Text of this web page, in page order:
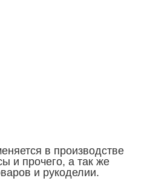
в производстве
и прочего, а так же
и рукоделии.